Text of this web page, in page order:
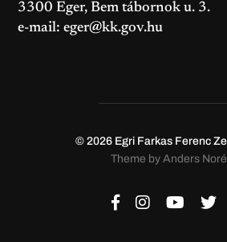
3300 Eger, Bem tábornok u. 3.
e-mail:eger@kk.gov.hu
© 2026 Egri Farkas Ferenc
Theme by Anders